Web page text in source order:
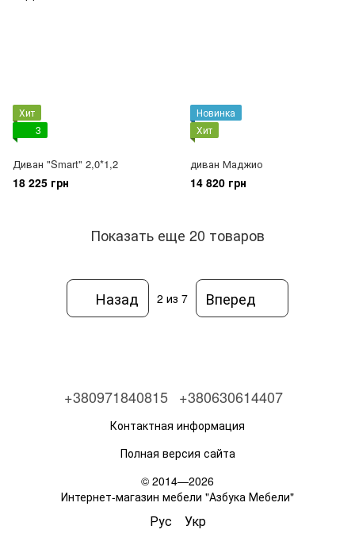
Хит
3
Диван "Smart" 2,0*1,2
18 225 грн
Новинка
Хит
диван Маджио
14 820 грн
Показать еще 20 товаров
Назад 2 из 7 Вперед
+380971840815 +380630614407
Контактная информация
Полная версия сайта
© 2014—2026
Интернет-магазин мебели "Азбука Мебели"
Рус Укр